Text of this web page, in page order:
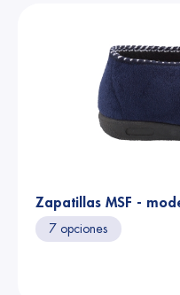
Zapatillas MSF -
7 opciones